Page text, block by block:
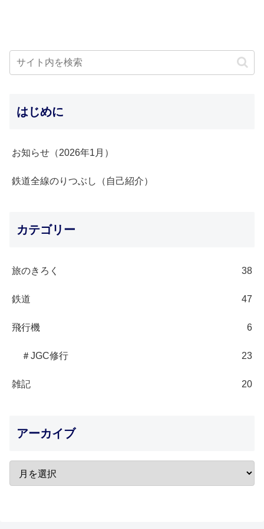
はじめに
お知らせ（2026年1月）
鉄道全線のりつぶし（自己紹介）
カテゴリー
旅のきろく 38
鉄道 47
飛行機 6
＃JGC修行 23
雑記 20
アーカイブ